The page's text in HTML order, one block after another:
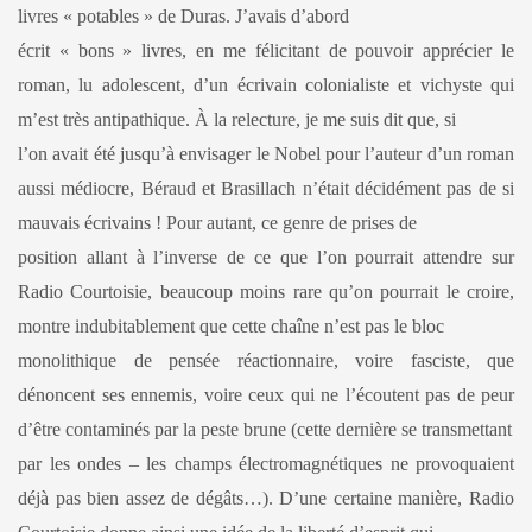
livres « potables » de Duras. J’avais d’abord
écrit « bons » livres, en me félicitant de pouvoir apprécier le
roman, lu adolescent, d’un écrivain colonialiste et vichyste qui
m’est très antipathique. À la relecture, je me suis dit que, si
l’on avait été jusqu’à envisager le Nobel pour l’auteur d’un roman
aussi médiocre, Béraud et Brasillach n’était décidément pas de si
mauvais écrivains ! Pour autant, ce genre de prises de
position allant à l’inverse de ce que l’on pourrait attendre sur
Radio Courtoisie, beaucoup moins rare qu’on pourrait le croire,
montre indubitablement que cette chaîne n’est pas le bloc
monolithique de pensée réactionnaire, voire fasciste, que
dénoncent ses ennemis, voire ceux qui ne l’écoutent pas de peur
d’être contaminés par la peste brune (cette dernière se transmettant
par les ondes – les champs électromagnétiques ne provoquaient
déjà pas bien assez de dégâts…). D’une certaine manière, Radio